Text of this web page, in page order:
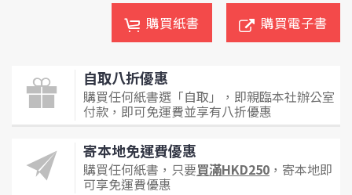
購買紙書 購買電子書
自取八折優惠
購買任何紙書選「自取」，即親臨本社辦公室
付款，即可免運費並享有八折優惠
寄本地免運費優惠
購買任何紙書，只要買滿HKD250 ，寄本地即
可享免運費優惠